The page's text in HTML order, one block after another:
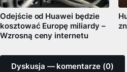
Odejście od Huawei będzie
kosztować Europę miliardy –
Wzrosną ceny internetu
Dyskusja — komentarze (0)